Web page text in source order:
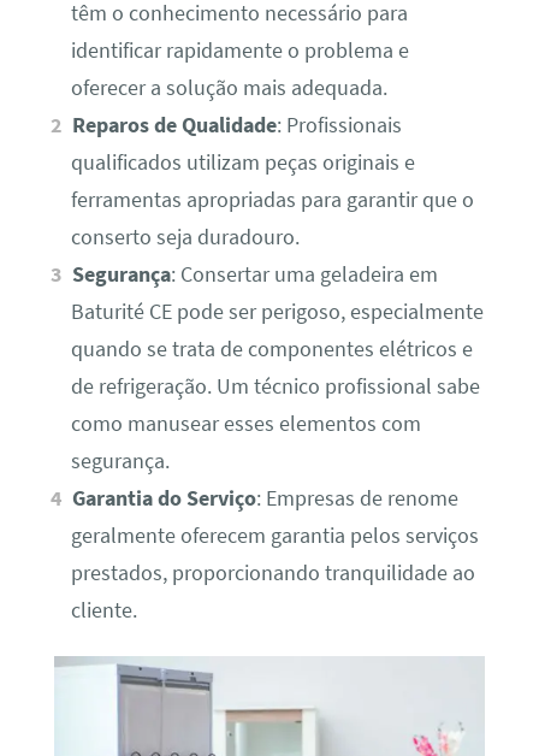
têm o conhecimento necessário para
identificar rapidamente o problema e
oferecer a solução mais adequada.
Reparos de Qualidade: Profissionais
qualificados utilizam peças originais e
ferramentas apropriadas para garantir que o
conserto seja duradouro.
Segurança: Consertar uma geladeira em
Baturité CE pode ser perigoso, especialmente
quando se trata de componentes elétricos e
de refrigeração. Um técnico profissional sabe
como manusear esses elementos com
segurança.
Garantia do Serviço: Empresas de renome
geralmente oferecem garantia pelos serviços
prestados, proporcionando tranquilidade ao
cliente.